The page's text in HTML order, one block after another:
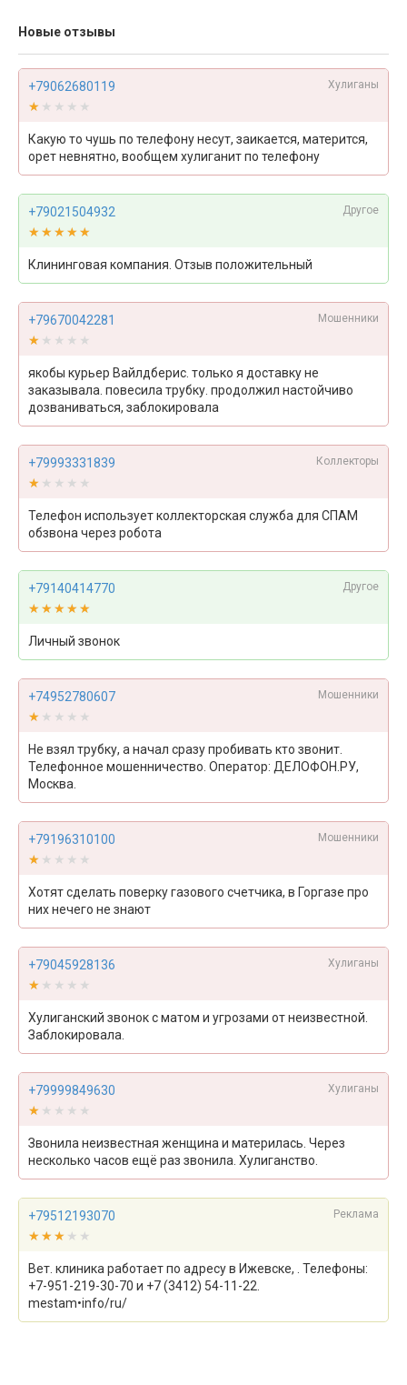
Новые отзывы
+79062680119 Хулиганы
★★★★★
★★★★★
Какую то чушь по телефону несут, заикается, матерится,
орет невнятно, вообщем хулиганит по телефону
+79021504932 Другое
★★★★★
★★★★★
Клининговая компания. Отзыв положительный
+79670042281 Мошенники
★★★★★
★★★★★
якобы курьер Вайлдберис. только я доставку не
заказывала. повесила трубку. продолжил настойчиво
дозваниваться, заблокировала
+79993331839 Коллекторы
★★★★★
★★★★★
Телефон использует коллекторская служба для СПАМ
обзвона через робота
+79140414770 Другое
★★★★★
★★★★★
Личный звонок
+74952780607 Мошенники
★★★★★
★★★★★
Не взял трубку, а начал сразу пробивать кто звонит.
Телефонное мошенничество. Оператор: ДЕЛОФОН.РУ,
Москва.
+79196310100 Мошенники
★★★★★
★★★★★
Хотят сделать поверку газового счетчика, в Горгазе про
них нечего не знают
+79045928136 Хулиганы
★★★★★
★★★★★
Хулиганский звонок с матом и угрозами от неизвестной.
Заблокировала.
+79999849630 Хулиганы
★★★★★
★★★★★
Звонила неизвестная женщина и материлась. Через
несколько часов ещё раз звонила. Хулиганство.
+79512193070 Реклама
★★★★★
★★★★★
Вет. клиника работает по адресу в Ижевске, . Телефоны:
+7-951-219-30-70 и +7 (3412) 54-11-22.
mestam•info/ru/